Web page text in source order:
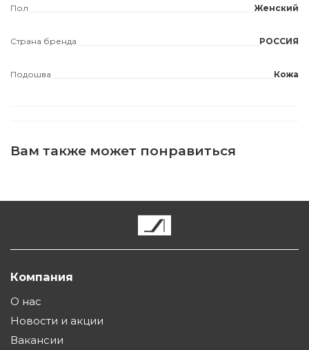
Пол Женский
Страна бренда РОССИЯ
Подошва Кожа
Вам также может понравиться
Компания
О нас
Новости и акции
Вакансии